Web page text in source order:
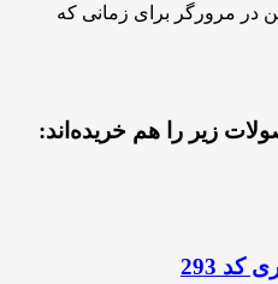
در مرورگر برای زمانی که
زیر را هم خریده‌اند:
293